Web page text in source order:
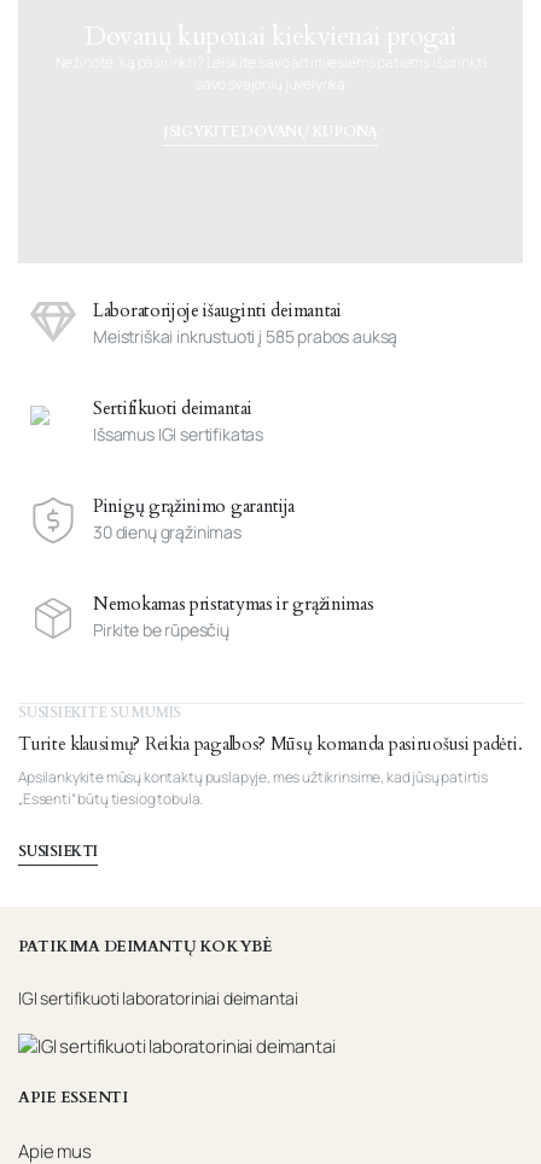
Laboratorijoje išauginti deimantai
Meistriškai inkrustuoti į 585 prabos auksą
Sertifikuoti deimantai
Išsamus IGI sertifikatas
Pinigų grąžinimo garantija
30 dienų grąžinimas
Nemokamas pristatymas ir grąžinimas
Pirkite be rūpesčių
SUSISIEKITE SU MUMIS
Turite klausimų? Reikia pagalbos? Mūsų komanda pasiruošusi padėti.
Apsilankykite mūsų kontaktų puslapyje, mes užtikrinsime, kad jūsų patirtis
„Essenti“ būtų tiesiog tobula.
SUSISIEKTI
PATIKIMA DEIMANTŲ KOKYBĖ
IGI sertifikuoti laboratoriniai deimantai
APIE ESSENTI
Apie mus